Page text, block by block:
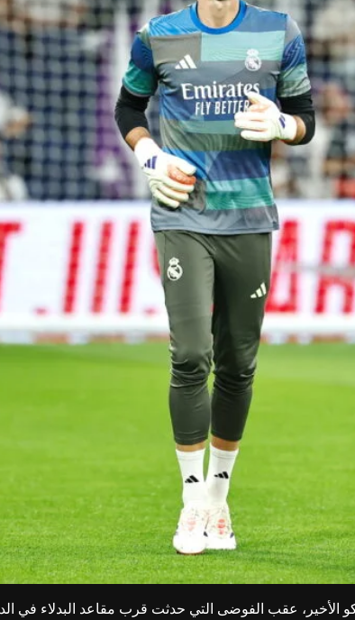
الأخير، عقب الفوضى التي حدثت قرب مقاعد البدلاء في